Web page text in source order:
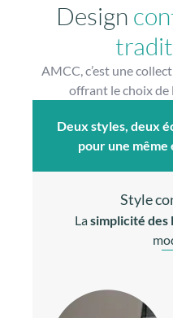
Design
AMCC, c’est une
offrant le choix de
Deux styles, deux
pour une même
Style
Lasimplicité des